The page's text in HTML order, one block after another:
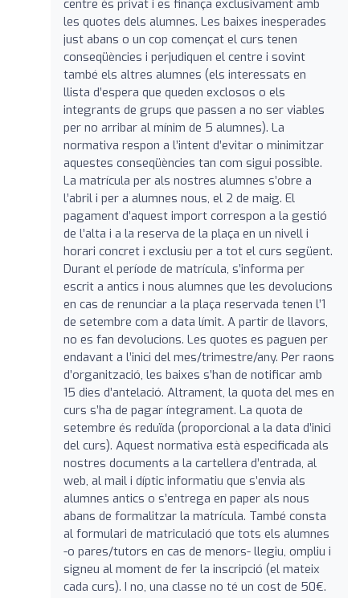
centre és privat i es finança exclusivament amb
les quotes dels alumnes. Les baixes inesperades
just abans o un cop començat el curs tenen
conseqüències i perjudiquen el centre i sovint
també els altres alumnes (els interessats en
llista d’espera que queden exclosos o els
integrants de grups que passen a no ser viables
per no arribar al mínim de 5 alumnes). La
normativa respon a l’intent d’evitar o minimitzar
aquestes conseqüències tan com sigui possible.
La matrícula per als nostres alumnes s’obre a
l’abril i per a alumnes nous, el 2 de maig. El
pagament d’aquest import correspon a la gestió
de l’alta i a la reserva de la plaça en un nivell i
horari concret i exclusiu per a tot el curs següent.
Durant el període de matrícula, s’informa per
escrit a antics i nous alumnes que les devolucions
en cas de renunciar a la plaça reservada tenen l’1
de setembre com a data límit. A partir de llavors,
no es fan devolucions. Les quotes es paguen per
endavant a l’inici del mes/trimestre/any. Per raons
d’organització, les baixes s’han de notificar amb
15 dies d’antelació. Altrament, la quota del mes en
curs s’ha de pagar íntegrament. La quota de
setembre és reduïda (proporcional a la data d’inici
del curs). Aquest normativa està especificada als
nostres documents a la cartellera d’entrada, al
web, al mail i díptic informatiu que s’envia als
alumnes antics o s’entrega en paper als nous
abans de formalitzar la matrícula. També consta
al formulari de matriculació que tots els alumnes
-o pares/tutors en cas de menors- llegiu, ompliu i
signeu al moment de fer la inscripció (el mateix
cada curs). I no, una classe no té un cost de 50€.